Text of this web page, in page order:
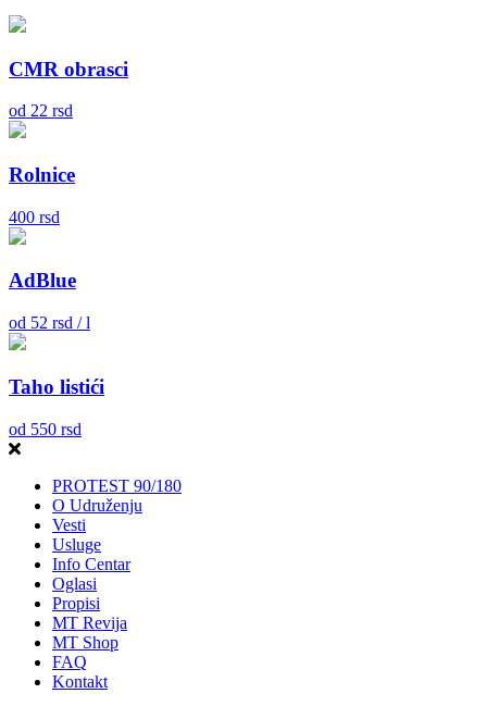
CMR obrasci
od 22 rsd
Rolnice
400 rsd
AdBlue
od 52 rsd / l
Taho listići
od 550 rsd
PROTEST 90/180
O Udruženju
Vesti
Usluge
Info Centar
Oglasi
Propisi
MT Revija
MT Shop
FAQ
Kontakt